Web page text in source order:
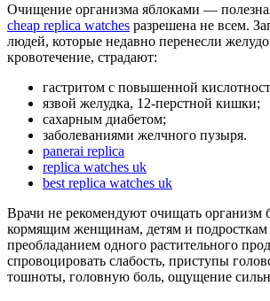
Очищение организма яблоками —
cheap replica watches разрешена не всем.
людей, которые недавно перенесли
кровотечение, страдают:
гастритом с повышенной
язвой желудка, 12-перстной кишки;
сахарным диабетом;
заболеваниями желчного пузыря.
panerai replica
replica watches uk
best replica watches uk
Врачи не рекомендуют очищать организм
кормящим женщинам, детям и
преобладанием одного растительного
спровоцировать слабость, приступы
тошноты, головную боль, ощущение